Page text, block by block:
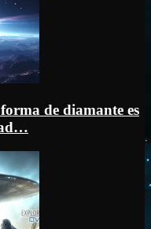
de diamante es